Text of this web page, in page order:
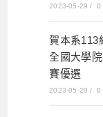
2023-05-29 / 0
賀本系113
全國大學
賽優選
2023-05-29 / 0